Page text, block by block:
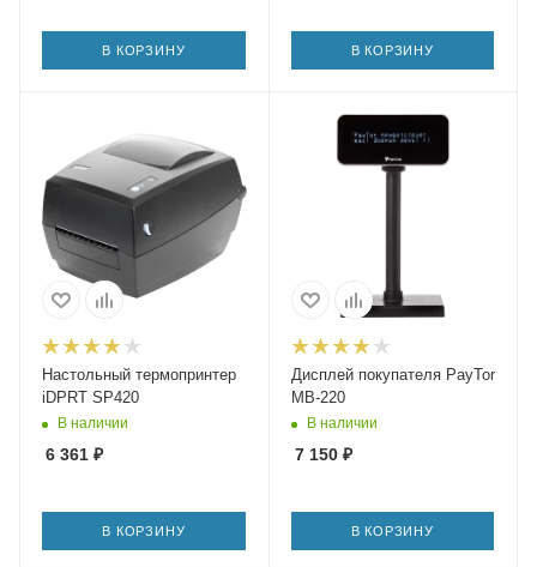
В КОРЗИНУ В КОРЗИНУ
Настольный термопринтер
iDPRT SP420
В наличии
6 361 ₽
В КОРЗИНУ
Дисплей покупателя PayTor
MB-220
В наличии
7 150₽
В КОРЗИНУ